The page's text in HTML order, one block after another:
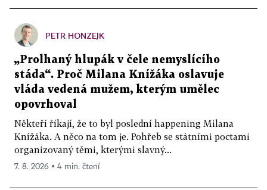
PETR HONZEJK
„Prolhaný hlupák v čele nemyslícího
stáda“. Proč Milana Knížáka oslavuje
vláda vedená mužem, kterým umělec
opovrhoval
Někteří říkají, že to byl poslední happening Milana
Knížáka. A něco na tom je. Pohřeb se státními poctami
organizovaný těmi, kterými slavný...
7. 8. 2026 ▪ 4 min. čtení